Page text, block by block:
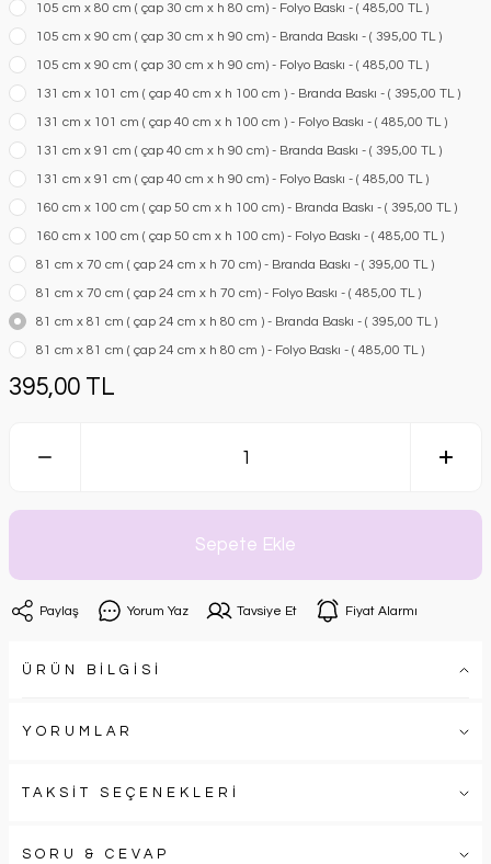
105 cm x 80 cm ( çap 30 cm x h 80 cm) - Folyo Baskı - ( 485,00 TL )
105 cm x 90 cm ( çap 30 cm x h 90 cm) - Branda Baskı - ( 395,00 TL )
105 cm x 90 cm ( çap 30 cm x h 90 cm) - Folyo Baskı - ( 485,00 TL )
131 cm x 101 cm ( çap 40 cm x h 100 cm ) - Branda Baskı - ( 395,00 TL )
131 cm x 101 cm ( çap 40 cm x h 100 cm ) - Folyo Baskı - ( 485,00 TL )
131 cm x 91 cm ( çap 40 cm x h 90 cm) - Branda Baskı - ( 395,00 TL )
131 cm x 91 cm ( çap 40 cm x h 90 cm) - Folyo Baskı - ( 485,00 TL )
160 cm x 100 cm ( çap 50 cm x h 100 cm) - Branda Baskı - ( 395,00 TL )
160 cm x 100 cm ( çap 50 cm x h 100 cm) - Folyo Baskı - ( 485,00 TL )
81 cm x 70 cm ( çap 24 cm x h 70 cm) - Branda Baskı - ( 395,00 TL )
81 cm x 70 cm ( çap 24 cm x h 70 cm) - Folyo Baskı - ( 485,00 TL )
81 cm x 81 cm ( çap 24 cm x h 80 cm ) - Branda Baskı - ( 395,00 TL )
81 cm x 81 cm ( çap 24 cm x h 80 cm ) - Folyo Baskı - ( 485,00 TL )
395,00 TL
Sepete Ekle
Paylaş Yorum Yaz Tavsiye Et Fiyat Alarmı
ÜRÜN BİLGİSİ
YORUMLAR
TAKSİT SEÇENEKLERİ
SORU & CEVAP